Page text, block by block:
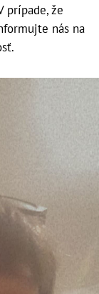
prípade, že
nás na